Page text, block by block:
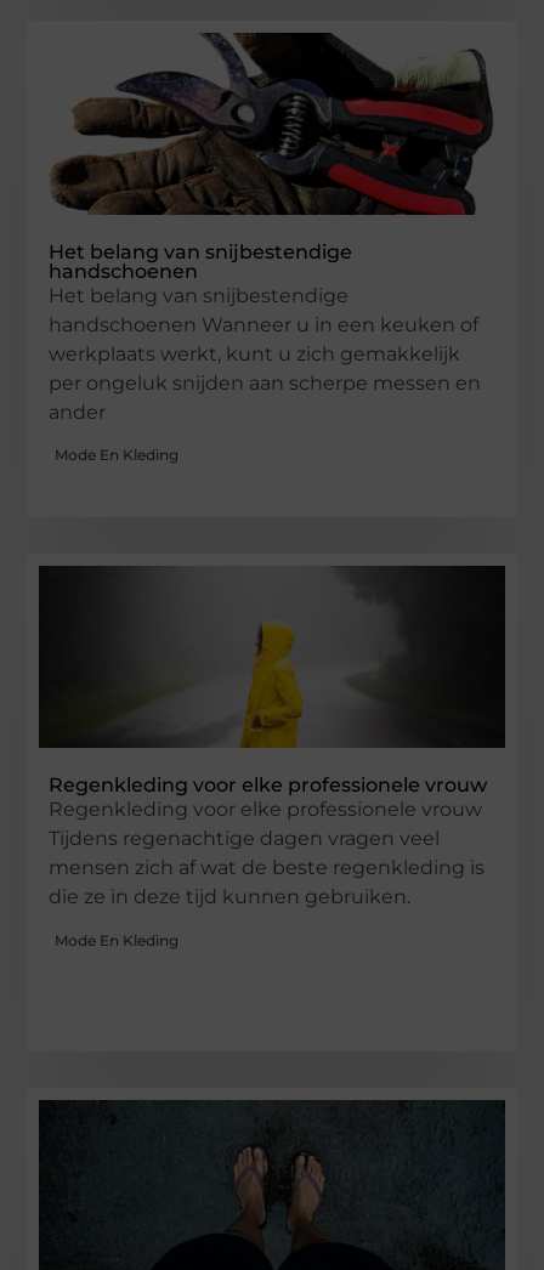
Het belang van snijbestendige
handschoenen
Het belang van snijbestendige
handschoenen Wanneer u in een keuken of
werkplaats werkt, kunt u zich gemakkelijk
per ongeluk snijden aan scherpe messen en
ander
Mode En Kleding
Regenkleding voor elke professionele vrouw
Regenkleding voor elke professionele vrouw
Tijdens regenachtige dagen vragen veel
mensen zich af wat de beste regenkleding is
die ze in deze tijd kunnen gebruiken.
Mode En Kleding